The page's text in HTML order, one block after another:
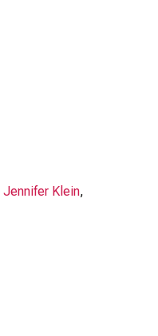
Jennifer Klein,